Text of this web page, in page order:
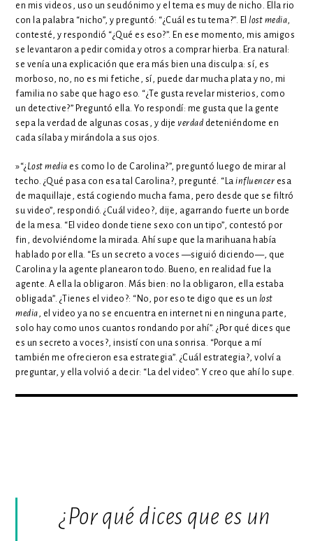
en mis videos, uso un seudónimo y el tema es muy de nicho. Ella rio
con la palabra “nicho”, y preguntó: “¿Cuál es tu tema?”. El lost media,
contesté, y respondió “¿Qué es eso?”. En ese momento, mis amigos
se levantaron a pedir comida y otros a comprar hierba. Era natural:
se venía una explicación que era más bien una disculpa: sí, es
morboso, no, no es mi fetiche, sí, puede dar mucha plata y no, mi
familia no sabe que hago eso. “¿Te gusta revelar misterios, como
un detective?” Preguntó ella. Yo respondí: me gusta que la gente
sepa la verdad de algunas cosas, y dije verdad deteniéndome en
cada sílaba y mirándola a sus ojos.
»“¿ Lost media es como lo de Carolina?”, preguntó luego de mirar al
techo. ¿Qué pasa con esa tal Carolina?, pregunté. “Lainfluencer esa
de maquillaje, está cogiendo mucha fama, pero desde que se filtró
su video”, respondió. ¿Cuál video?, dije, agarrando fuerte un borde
de la mesa. “El video donde tiene sexo con un tipo”, contestó por
fin, devolviéndome la mirada. Ahí supe que la marihuana había
hablado por ella. “Es un secreto a voces —siguió diciendo—, que
Carolina y la agente planearon todo. Bueno, en realidad fue la
agente. A ella la obligaron. Más bien: no la obligaron, ella estaba
obligada”. ¿Tienes el video?: “No, por eso te digo que es un lost
media, el video ya no se encuentra en internet ni en ninguna parte,
solo hay como unos cuantos rondando por ahí”. ¿Por qué dices que
es un secreto a voces?, insistí con una sonrisa. “Porque a mí
también me ofrecieron esa estrategia”. ¿Cuál estrategia?, volví a
preguntar, y ella volvió a decir: “La del video”. Y creo que ahí lo supe.
¿Por qué dices que es un